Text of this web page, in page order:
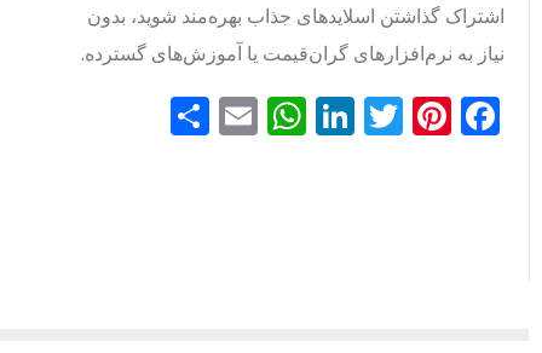
اشتراک گذاشتن اسلایدهای جذاب بهره‌مند شوید، بدون
نیاز به نرم‌افزارهای گران‌قیمت یا آموزش‌های گسترده.
Facebook
Pinterest
Twitter
LinkedIn
WhatsApp
Emailاشتراک
گذاری